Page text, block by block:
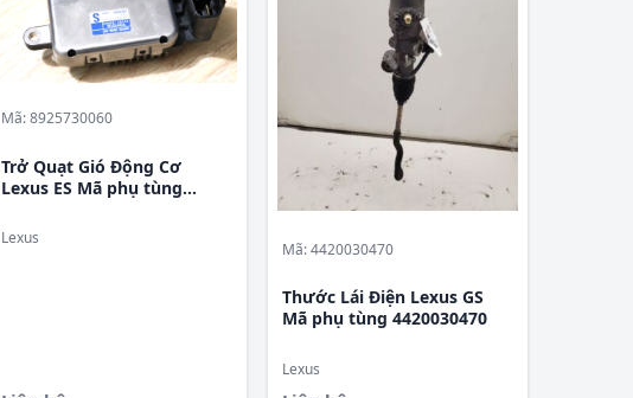
Mã: 8925730060
Trở Quạt Gió Động Cơ
Lexus ES Mã phụ tùng
Lexus
Mã: 4420030470
Thước Lái Điện Lexus GS
Mã phụ tùng 4420030470
Lexus